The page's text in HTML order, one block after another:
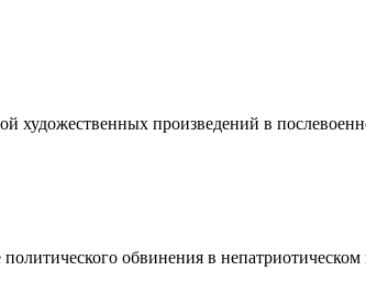
художественных произведений в
обвинения в